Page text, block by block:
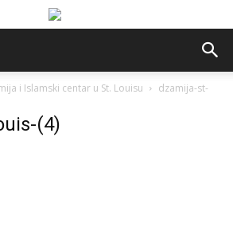
i Islamski centar u St. Louisu
dzamija-st-
(4)